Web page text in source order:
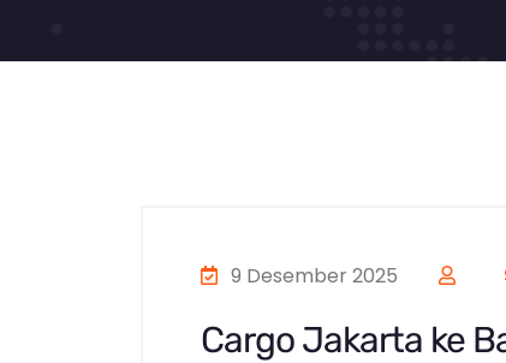
9 Desember 2025
Cargo Jakarta ke